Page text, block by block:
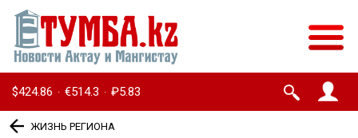
$424.86 · €514.3 · ₽5.83
ЖИЗНЬ РЕГИОНА